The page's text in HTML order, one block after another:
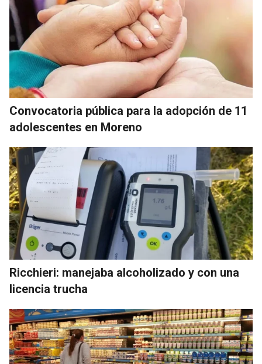
Convocatoria pública para la adopción de 11
adolescentes en Moreno
Ricchieri: manejaba alcoholizado y con una
licencia trucha